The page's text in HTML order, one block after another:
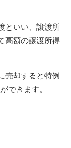
いい、譲渡所
高額の譲渡所得
売却すると特例
できます。